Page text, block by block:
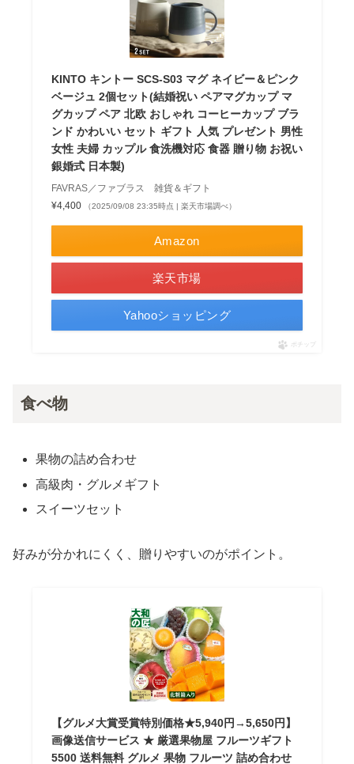
KINTO キントー SCS-S03 マグ ネイビー＆ピンク
ベージュ 2個セット(結婚祝い ペアマグカップ マ
グカップ ペア 北欧 おしゃれ コーヒーカップ ブラ
ンド かわいい セット ギフト 人気 プレゼント 男性
女性 夫婦 カップル 食洗機対応 食器 贈り物 お祝い
銀婚式 日本製)
FAVRAS／ファブラス 雑貨＆ギフト
¥4,400
（2025/09/08 23:35時点 | 楽天市場調べ）
Amazon
楽天市場
Yahooショッピング
ポチップ
食べ物
果物の詰め合わせ
高級肉・グルメギフト
スイーツセット
好みが分かれにくく、贈りやすいのがポイント。
【グルメ大賞受賞特別価格★5,940円→5,650円】
画像送信サービス ★ 厳選果物屋 フルーツギフト
5500 送料無料 グルメ 果物 フルーツ 詰め合わせ